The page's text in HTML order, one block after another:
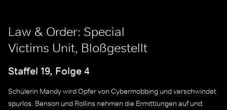
Law & Order: Special
Victims Unit, Bloßgestellt
Staffel 19, Folge 4
Schülerin Mandy wird Opfer von Cybermobbing und verschwindet
spurlos. Benson und Rollins nehmen die Ermittlungen auf und